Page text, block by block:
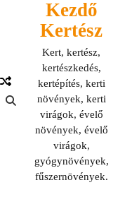
Kezdő
Kertész
Kert, kertész,
kertészkedés,
kertépítés, kerti
növények, kerti
virágok, évelő
növények, évelő
virágok,
gyógynövények,
fűszernövények.